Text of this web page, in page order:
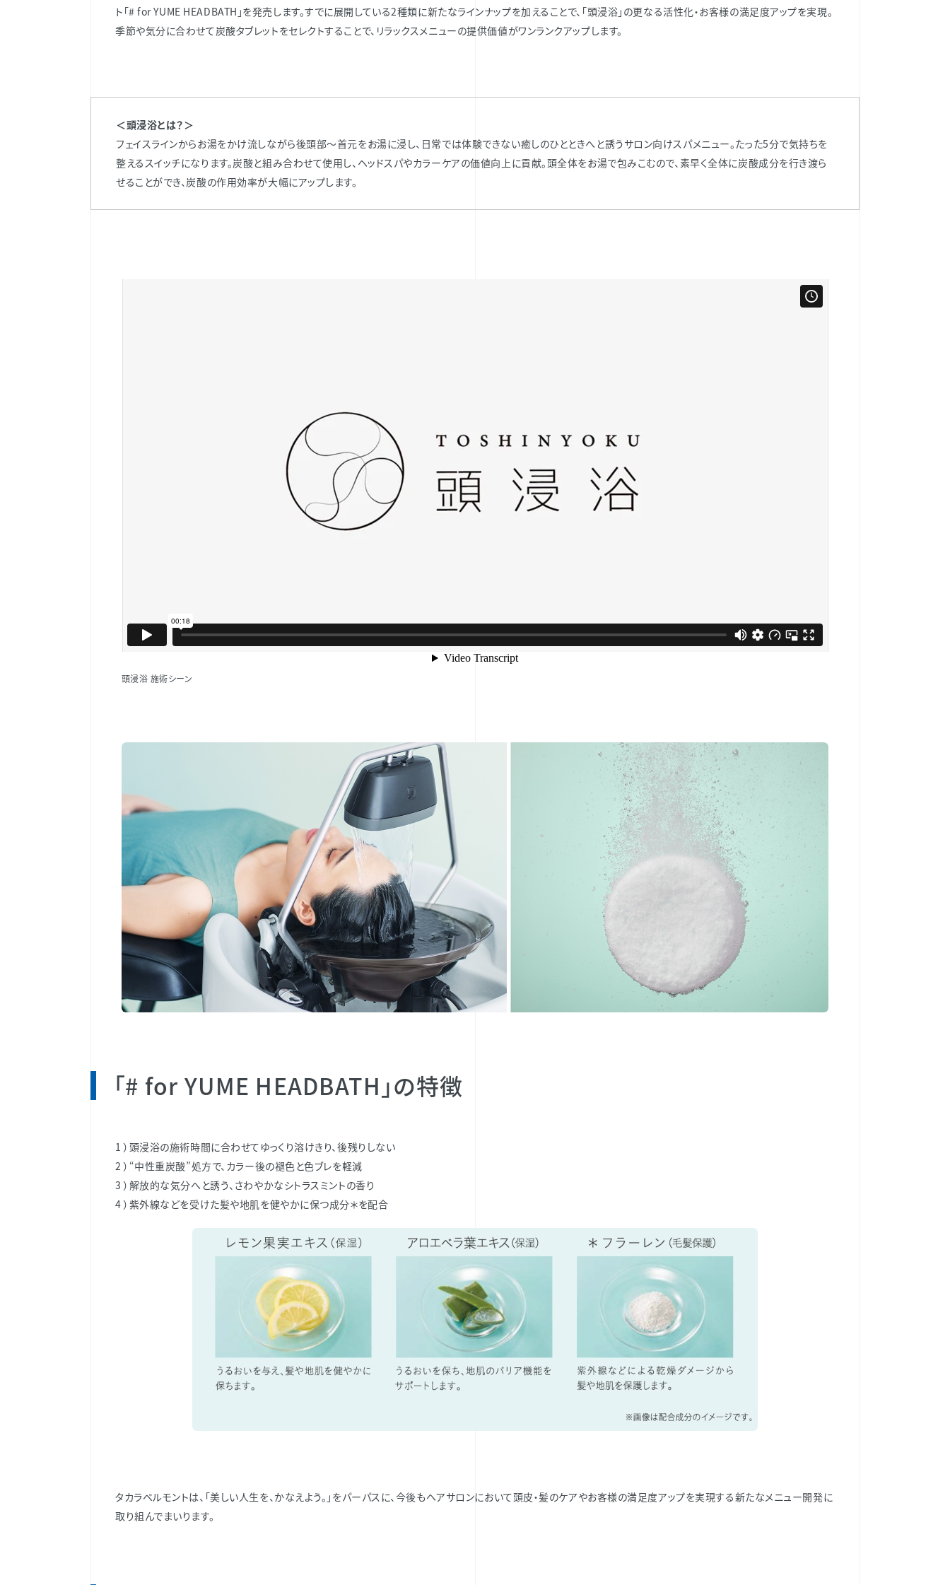
ト「# for YUME HEADBATH」を発売します。すでに展開している2種類に新たなラインナップを加えることで、「頭浸浴」の更なる活性化・お客様の満足度アップを実現。
季節や気分に合わせて炭酸タブレットをセレクトすることで、リラックスメニューの提供価値がワンランクアップします。
＜頭浸浴とは？＞
フェイスラインからお湯をかけ流しながら後頭部～首元をお湯に浸し、日常では体験できない癒しのひとときへと誘うサロン向けスパメニュー。たった5分で気持ちを
整えるスイッチになります。炭酸と組み合わせて使用し、ヘッドスパやカラーケアの価値向上に貢献。頭全体をお湯で包みこむので、素早く全体に炭酸成分を行き渡ら
せることができ、炭酸の作用効率が大幅にアップします。
頭浸浴 施術シーン
「# for YUME HEADBATH」の特徴
1 ）頭浸浴の施術時間に合わせてゆっくり溶けきり、後残りしない
2 ）“中性重炭酸”処方で、カラー後の褪色と色ブレを軽減
3 ）解放的な気分へと誘う、さわやかなシトラスミントの香り
4 ）紫外線などを受けた髪や地肌を健やかに保つ成分＊を配合
タカラベルモントは、「美しい人生を、かなえよう。」をパーパスに、今後もヘアサロンにおいて頭皮・髪のケアやお客様の満足度アップを実現する新たなメニュー開発に
取り組んでまいります。